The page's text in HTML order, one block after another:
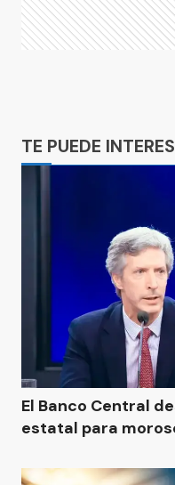
TE PUEDE
El Banco Central
estatal para